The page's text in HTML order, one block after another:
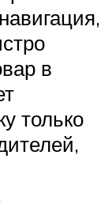
в
только